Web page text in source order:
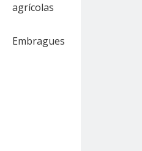
agrícolas
Embragues